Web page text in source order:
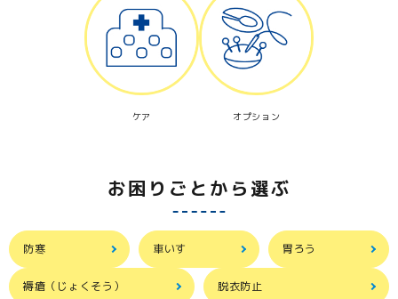
ケア オプション
お困りごとから選ぶ
防寒 車いす 胃ろう
褥瘡（じょくそう） 脱衣防止